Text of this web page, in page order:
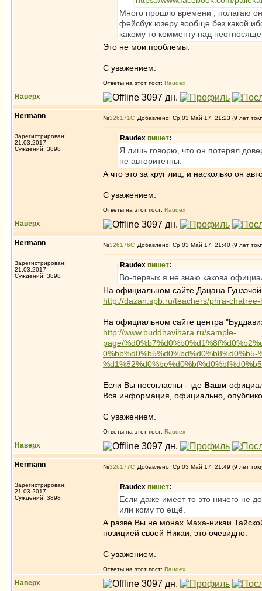
Много прошло времени , полагаю он
фейсбук юзеру вообще без какой
какому то комменту над
Это не мои проблемы.
С уважением.
Ответы на этот пост: Raudex
Наверх
Hermann
Зарегистрирован:
21.03.2017
Суждений: 3898
№326171 Добавлено: Ср 03 Май 17, 21:23 (9 лет
Raudex пишет:
Я лишь говорю, что он потерял
не авторитетны.
А что это за круг лиц, и насколько он
С уважением.
Ответы на этот пост: Raudex
Наверх
Hermann
Зарегистрирован:
21.03.2017
Суждений: 3898
№326176 Добавлено: Ср 03 Май 17, 21:40 (9 лет
Raudex пишет:
Во-первых я не знаю какова
На официальном сайте Дацана
http://dazan.spb.ru/teachers/phra-
На официальном сайте центра
http://www.buddhavihara.ru/sample-
page/
Если Вы несогласны - где Ваши
Вся информация, официально,
С уважением.
Ответы на этот пост: Raudex
Наверх
Hermann
Зарегистрирован:
21.03.2017
Суждений: 3898
№326177 Добавлено: Ср 03 Май 17, 21:49 (9 лет
Raudex пишет:
Если даже имеет то это ничего не
или кому то ещё.
А разве Вы не монах Маха-никаи
позицией своей Никаи, это очевидно.
С уважением.
Ответы на этот пост: Raudex
Наверх